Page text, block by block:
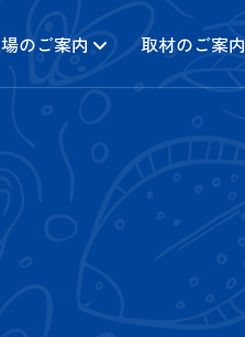
のご案内 取材のご案内